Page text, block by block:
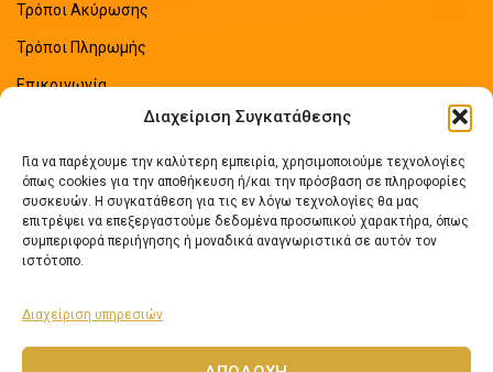
Διαχείριση Συγκατάθεσης
Για να παρέχουμε την καλύτερη εμπειρία, χρησιμοποιούμε τεχνολογίες
όπως cookies για την αποθήκευση ή/και την πρόσβαση σε πληροφορίες
συσκευών. Η συγκατάθεση για τις εν λόγω τεχνολογίες θα μας
επιτρέψει να επεξεργαστούμε δεδομένα προσωπικού χαρακτήρα, όπως
συμπεριφορά περιήγησης ή μοναδικά αναγνωριστικά σε αυτόν τον
ιστότοπο.
Διαχείριση υπηρεσιών
Τρόποι Ακύρωσης
Τρόποι Πληρωμής
Επικοινωνία
ΠΡΟΣΦΑΤΑ ΑΡΘΡΑ
Οδηγός Εξοικονόμησης Ενέργειας
No Comments
Πως να επιλέξετε ηλιακό θερμοσίφωνα